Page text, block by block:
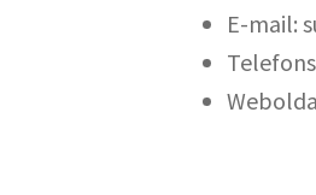
E-mail: